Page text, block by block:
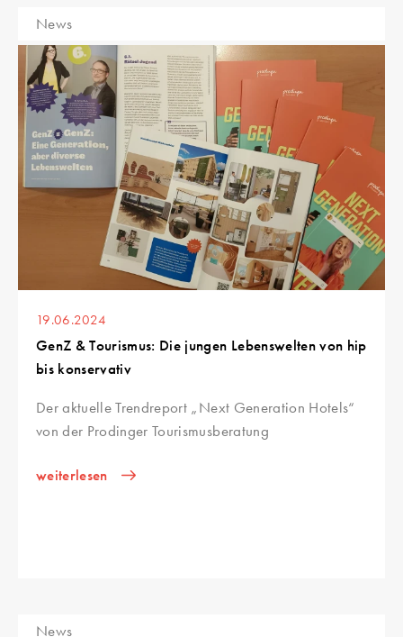
News
19.06.2024
GenZ & Tourismus: Die jungen Lebenswelten von hip
bis konservativ
Der aktuelle Trendreport „Next Generation Hotels“
von der Prodinger Tourismusberatung
weiterlesen
News